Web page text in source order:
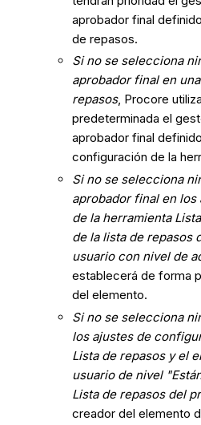
aprobador final
de repasos.
Si no se selecciona
aprobador final en
repasos, Procore
predeterminada el
aprobador final
configuración de la
Si no se selecciona
aprobador final en
de la herramienta
de la lista de repasos
usuario con nivel de
establecerá de forma
del elemento.
Si no se selecciona
los ajustes de
Lista de repasos y el
usuario de nivel
Lista de repasos del
creador del elemento